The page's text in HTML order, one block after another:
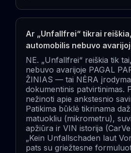
Ar „Unfallfrei“ tikrai
automobilis nebuvo
NE. „Unfallfrei“ reiškia tik
nebuvo avarijoje PAGAL
ŽINIAS — tai NĖRA
dokumentinis patvirtinimas.
nežinoti apie ankstesnio
Patikima būklė tikrinama
matuokliu (mikrometru),
apžiūra ir VIN istorija
„Kein Unfallschaden laut
pats su griežtesne